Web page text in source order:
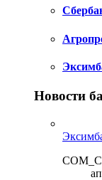
Новости